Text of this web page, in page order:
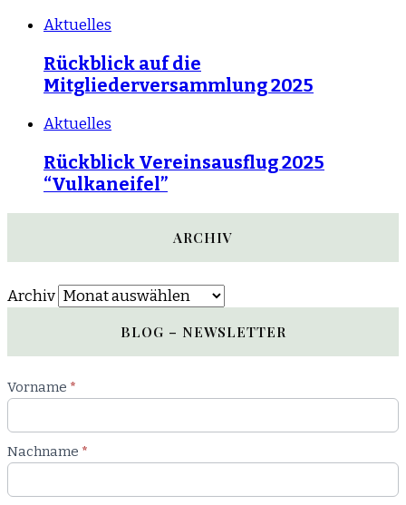
Aktuelles
Rückblick auf die
Mitgliederversammlung 2025
Aktuelles
Rückblick Vereinsausflug 2025
“Vulkaneifel”
ARCHIV
Archiv
BLOG – NEWSLETTER
Newsletter
Blog
Vorname *
Nachname *